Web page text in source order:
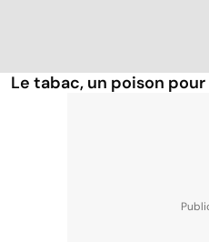
Le tabac, un poison